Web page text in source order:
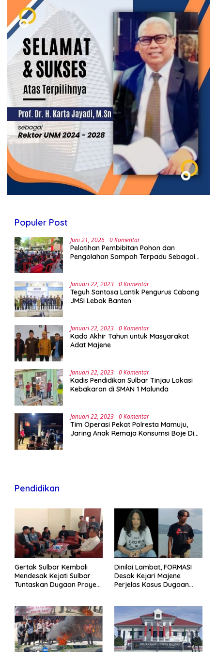
Populer Post
Juni 21, 2026 0 Komentar
Pelatihan Pembibitan Pohon dan
Pengolahan Sampah Terpadu Sebagai
Januari 22, 2023 0 Komentar
Teguh Santosa Lantik Pengurus Cabang
JMSI Lebak Banten
Januari 22, 2023 0 Komentar
Kado Akhir Tahun untuk Masyarakat
Adat Majene
Januari 22, 2023 0 Komentar
Kadis Pendidikan Sulbar Tinjau Lokasi
Kebakaran di SMAN 1 Malunda
Januari 22, 2023 0 Komentar
Tim Operasi Pekat Polresta Mamuju,
Jaring Anak Remaja Konsumsi Boje Di
Pendidikan
Gertak Sulbar Kembali
Mendesak Kejati Sulbar
Tuntaskan Dugaan Proyek
Dinilai Lambat, FORMASI
Desak Kejari Majene
Perjelas Kasus Dugaan